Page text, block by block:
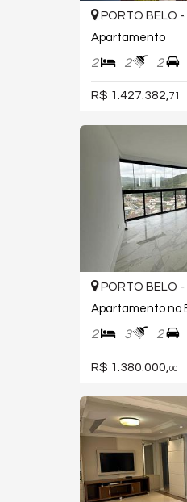
PORTO BELO -
Apartamento
2 2 2
R$ 1.427.382, 71
PORTO BELO -
2 3 2
R$ 1.380.000, 00